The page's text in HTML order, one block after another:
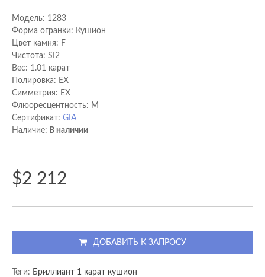
Модель: 1283
Форма огранки: Кушион
Цвет камня: F
Чистота: SI2
Вес: 1.01 карат
Полировка: EX
Cимметрия: EX
Флюоресцентность: M
Сертификат: GIA
Наличие: В наличии
$2 212
ДОБАВИТЬ К ЗАПРОСУ
Теги: Бриллиант 1 карат кушион